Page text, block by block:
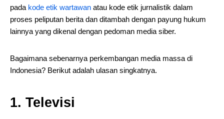
pada kode etik wartawan atau kode etik jurnalistik dalam
proses peliputan berita dan ditambah dengan payung hukum
lainnya yang dikenal dengan pedoman media siber.
Bagaimana sebenarnya perkembangan media massa di
Indonesia? Berikut adalah ulasan singkatnya.
1. Televisi